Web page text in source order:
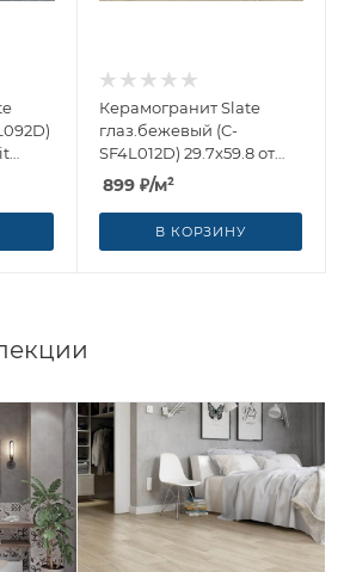
Керамогранит Slate
глаз.бежевый (C-
SF4L012D) 29.7x59.8 от
Cersanit (Россия)
899 ₽/м²
В КОРЗИНУ